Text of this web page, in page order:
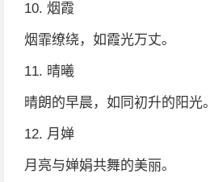
10. 烟霞
烟霏缭绕，如霞光万丈。
11. 晴曦
晴朗的早晨，如同初升的阳光。
12. 月婵
月亮与婵娟共舞的美丽。